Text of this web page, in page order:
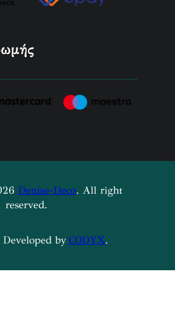
Denise-Deco. All right
reserved.
byCODYX.